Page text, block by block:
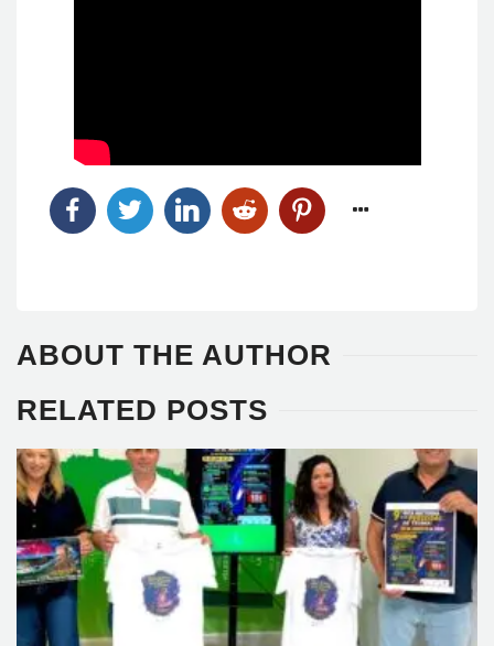
ABOUT THE AUTHOR
RELATED POSTS